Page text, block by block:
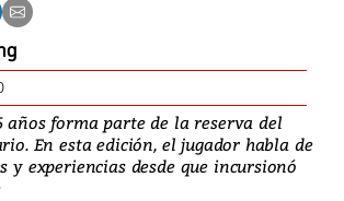
años forma parte de la reserva del
En esta edición, el jugador habla de
y experiencias desde que incursionó